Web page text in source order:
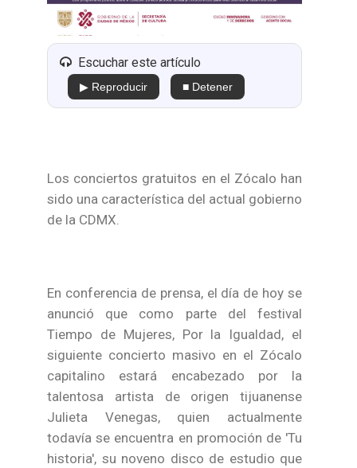
Escuchar este artículo
▶ Reproducir ■ Detener
Los conciertos gratuitos en el Zócalo han
sido una característica del actual gobierno
de la CDMX.
En conferencia de prensa, el día de hoy se
anunció que como parte del festival
Tiempo de Mujeres, Por la Igualdad, el
siguiente concierto masivo en el Zócalo
capitalino estará encabezado por la
talentosa artista de origen tijuanense
Julieta Venegas, quien actualmente
todavía se encuentra en promoción de 'Tu
historia', su noveno disco de estudio que